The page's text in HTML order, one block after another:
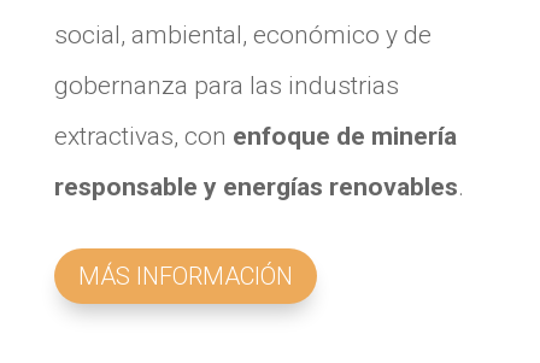
social, ambiental, económico y de
gobernanza para las industrias
extractivas, con enfoque de minería
responsable y energías renovables.
MÁS INFORMACIÓN